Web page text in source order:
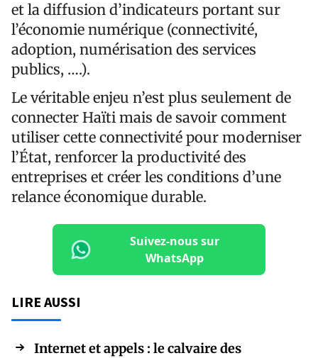
et la diffusion d’indicateurs portant sur
l’économie numérique (connectivité,
adoption, numérisation des services
publics, ….).
Le véritable enjeu n’est plus seulement de
connecter Haïti mais de savoir comment
utiliser cette connectivité pour moderniser
l’État, renforcer la productivité des
entreprises et créer les conditions d’une
relance économique durable.
Suivez-nous sur
WhatsApp
LIRE AUSSI
Internet et appels : le calvaire des